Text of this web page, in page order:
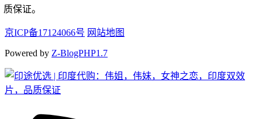
质保证。
京ICP备17124066号 网站地图
Powered by Z-BlogPHP1.7